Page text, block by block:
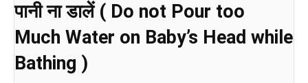
पानी ना डालें ( Do not Pour too
Much Water on Baby’s Head while
Bathing )